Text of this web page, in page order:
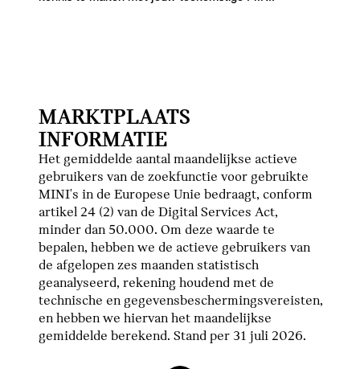
MARKTPLAATS
INFORMATIE
Het gemiddelde aantal maandelijkse actieve
gebruikers van de zoekfunctie voor gebruikte
MINI's in de Europese Unie bedraagt, conform
artikel 24 (2) van de Digital Services Act,
minder dan 50.000. Om deze waarde te
bepalen, hebben we de actieve gebruikers van
de afgelopen zes maanden statistisch
geanalyseerd, rekening houdend met de
technische en gegevensbeschermingsvereisten,
en hebben we hiervan het maandelijkse
gemiddelde berekend. Stand per 31 juli 2026.